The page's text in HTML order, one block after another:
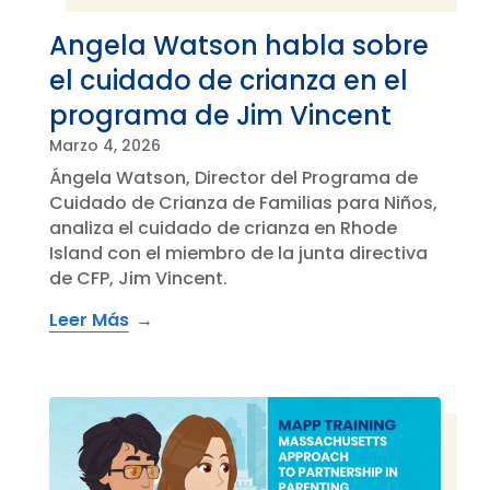
Angela Watson habla sobre
el cuidado de crianza en el
programa de Jim Vincent
Marzo 4, 2026
Ángela Watson, Director del Programa de
Cuidado de Crianza de Familias para Niños,
analiza el cuidado de crianza en Rhode
Island con el miembro de la junta directiva
de CFP, Jim Vincent.
Leer Más